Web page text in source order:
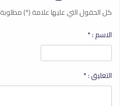
كل الحقول التي عليها علامة (*) مطلوبة
الاسم :*
التعليق :*